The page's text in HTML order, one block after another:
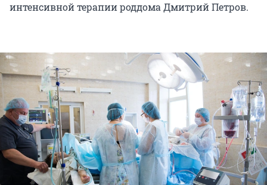
интенсивной терапии роддома Дмитрий Петров.